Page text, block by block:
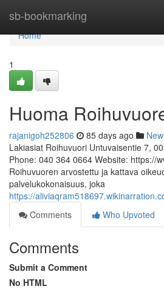
sb-bookmarking
Home
Home
1
Huoma
rajanigoh252806 85 days ago
Lakiasiat Roihuvuori Untuvaisentie 7,
Phone: 040 364 0664 Website: https://
Roihuvuoren arvostettu ja kattava
palvelukokonaisuus, joka
https://
Comments
Who Upvoted
Comments
Submit a Comment
No HTML